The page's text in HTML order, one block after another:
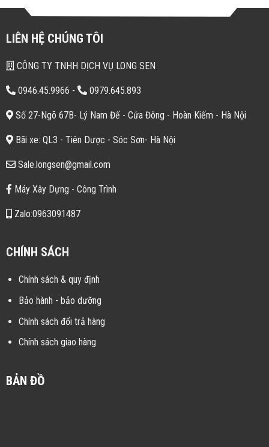
LIÊN HỆ CHÚNG TÔI
CÔNG TY TNHH DỊCH VỤ LONG SEN
0946.45.9966 - 0979.645.893
Số 27-Ngõ 67B- Lý Nam Đế - Cửa Đông - Hoàn Kiếm - Hà Nội
Bãi xe: QL3 - Tiên Dược - Sóc Sơn- Hà Nội
Sale.longsen@gmail.com
Máy Xây Dựng - Công Trình
Zalo:0963091487
CHÍNH SÁCH
Chính sách & quy định
Bảo hành - bảo dưỡng
Chính sách đổi trả hàng
Chính sách giao hàng
BẢN ĐỒ